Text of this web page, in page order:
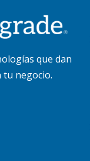
que dan
tu negocio.